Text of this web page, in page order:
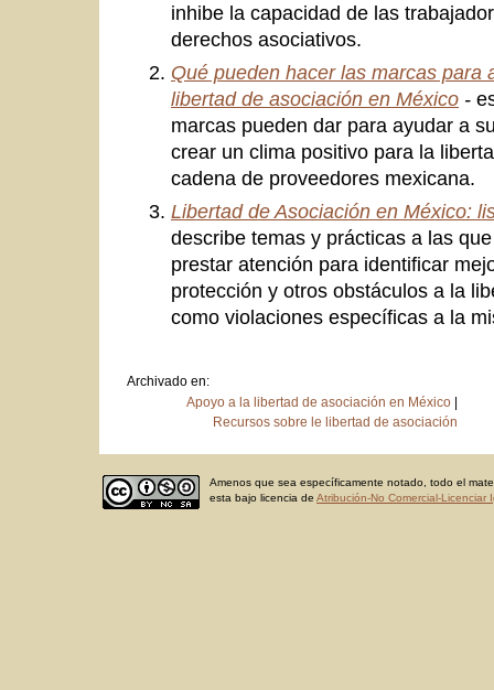
inhibe la capacidad de las
derechos asociativos.
Qué pueden hacer las marcas para
libertad de asociación en México -
marcas pueden dar para ayudar a
crear un clima positivo para la
cadena de proveedores mexicana.
Libertad de Asociación en México:
describe temas y prácticas a las
prestar atención para identificar
protección y otros obstáculos a la
como violaciones específicas a la
Archivado en:
Apoyo a la libertad de asociación en México |
Recursos sobre le libertad de asociación
Amenos que sea específicamente notado, todo el
esta bajo licencia deAtribución-No Comercial-Licenciar